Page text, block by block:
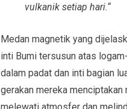
vulkanik setiap hari.“
Medan magnetik yang
inti Bumi tersusun atas
dalam padat dan inti bagian
gerakan mereka menciptakan